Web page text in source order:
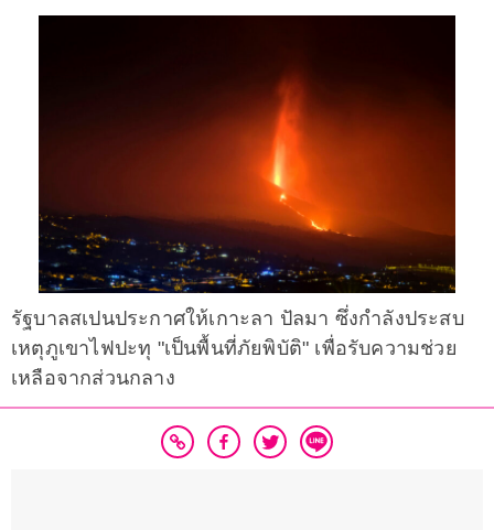
รัฐบาลสเปนประกาศให้เกาะลา ปัลมา ซึ่งกำลังประสบ
เหตุภูเขาไฟปะทุ "เป็นพื้นที่ภัยพิบัติ" เพื่อรับความช่วย
เหลือจากส่วนกลาง